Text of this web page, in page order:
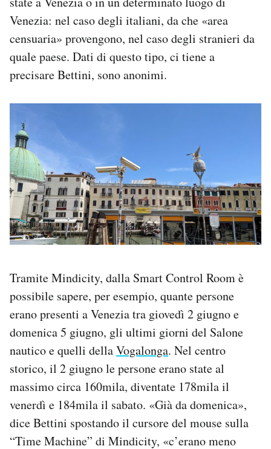
Venezia: nel caso degli italiani, da che «area
censuaria» provengono, nel caso degli stranieri da
quale paese. Dati di questo tipo, ci tiene a
precisare Bettini, sono anonimi.
Tramite Mindicity, dalla Smart Control Room è
possibile sapere, per esempio, quante persone
erano presenti a Venezia tra giovedì 2 giugno e
domenica 5 giugno, gli ultimi giorni del Salone
nautico e quelli dellaVogalonga. Nel centro
storico, il 2 giugno le persone erano state al
massimo circa 160mila, diventate 178mila il
venerdì e 184mila il sabato. «Già da domenica»,
dice Bettini spostando il cursore del mouse sulla
“Time Machine” di Mindicity, «c’erano meno